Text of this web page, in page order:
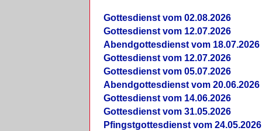
Gottesdienst vom 02.08.2026
Gottesdienst vom 12.07.2026
Abendgottesdienst vom 18.07.2026
Gottesdienst vom 12.07.2026
Gottesdienst vom 05.07.2026
Abendgottesdienst vom 20.06.2026
Gottesdienst vom 14.06.2026
Gottesdienst vom 31.05.2026
Pfingstgottesdienst vom 24.05.2026